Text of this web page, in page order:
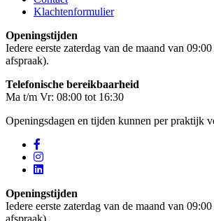
Klachtenformulier
Openingstijden
Iedere eerste zaterdag van de maand van
afspraak).
Telefonische bereikbaarheid
Ma t/m Vr: 08:00 tot 16:30
Openingsdagen en tijden kunnen per praktijk
Openingstijden
Iedere eerste zaterdag van de maand van
afspraak).